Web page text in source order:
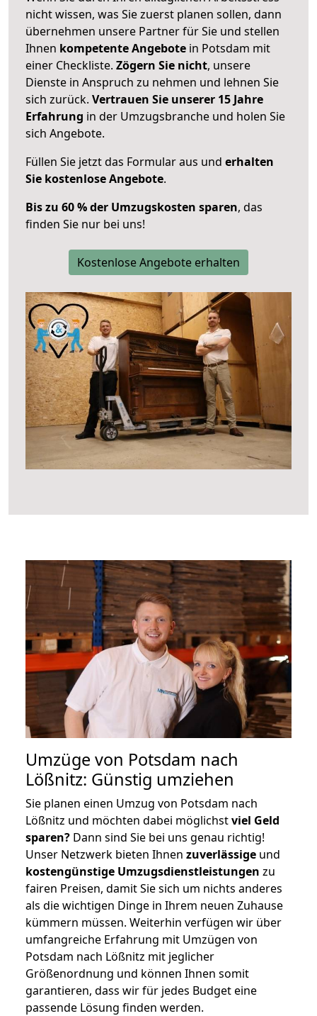
nicht wissen, was Sie zuerst planen sollen, dann
übernehmen unsere Partner für Sie und stellen
Ihnen kompetente Angebote in Potsdam mit
einer Checkliste. Zögern Sie nicht, unsere
Dienste in Anspruch zu nehmen und lehnen Sie
sich zurück. Vertrauen Sie unserer 15 Jahre
Erfahrung in der Umzugsbranche und holen Sie
sich Angebote.
Füllen Sie jetzt das Formular aus und erhalten
Sie kostenlose Angebote.
Bis zu 60 % der Umzugskosten sparen, das
finden Sie nur bei uns!
Kostenlose Angebote erhalten
Umzüge von Potsdam nach
Lößnitz: Günstig umziehen
Sie planen einen Umzug von Potsdam nach
Lößnitz und möchten dabei möglichstviel Geld
sparen? Dann sind Sie bei uns genau richtig!
Unser Netzwerk bieten Ihnen zuverlässige und
kostengünstige Umzugsdienstleistungen zu
fairen Preisen, damit Sie sich um nichts anderes
als die wichtigen Dinge in Ihrem neuen Zuhause
kümmern müssen. Weiterhin verfügen wir über
umfangreiche Erfahrung mit Umzügen von
Potsdam nach Lößnitz mit jeglicher
Größenordnung und können Ihnen somit
garantieren, dass wir für jedes Budget eine
passende Lösung finden werden.